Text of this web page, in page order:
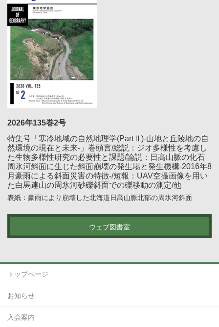
2026年135巻2号
特集号「寒冷地域の自然地理学(PartⅡ)-山地と丘陵地の自
然環境の現在と未来-」巻頭言/総説：ジオ多様性を考慮し
た生物多様性研究の必要性と課題/論説：日高山脈の化石
周氷河斜面に生じた斜面崩壊の発生場と発生機構-2016年8
月豪雨による斜面災害の特徴-/短報：UAV空撮画像を用い
た白馬連山の周氷河砂礫斜面での礫移動の測定/他
表紙：豪雨により崩壊した北海道日高山脈北部の周氷河斜面
ウェブ図書室
トップページ
お知らせ
入会案内